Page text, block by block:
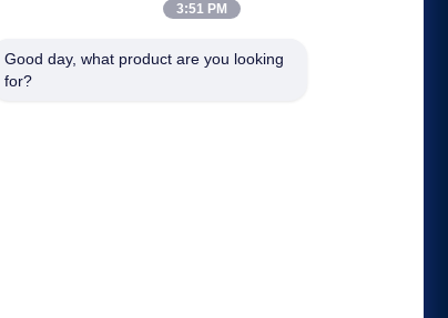
3:51 PM
Good day, what product are you looking
for?